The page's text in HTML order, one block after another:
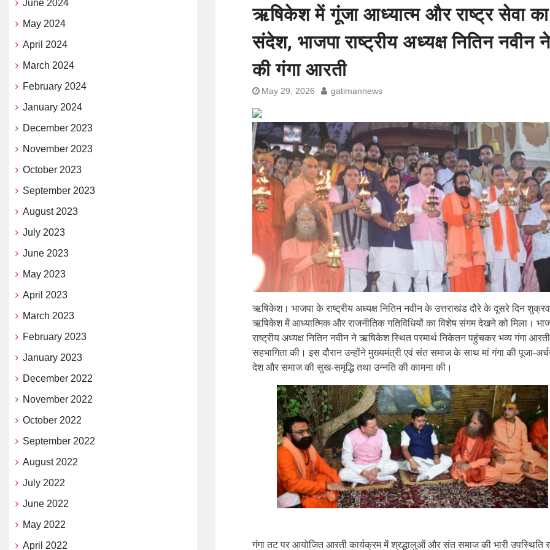
ऋषिकेश में गूंजा आध्यात्म और राष्ट्र सेवा का
संदेश, भाजपा राष्ट्रीय अध्यक्ष नितिन नवीन ने
की गंगा आरती
May 29, 2026 gatimannews
ऋषिकेश। भाजपा के राष्ट्रीय अध्यक्ष नितिन नवीन के उत्तराखंड दौरे के दूसरे दिन
ऋषिकेश में आध्यात्मिक और राजनीतिक गतिविधियों का विशेष संगम देखने को मिला।
राष्ट्रीय अध्यक्ष नितिन नवीन ने ऋषिकेश स्थित परमार्थ निकेतन पहुंचकर भव्य गंगा
सहभागिता की। इस दौरान उन्होंने मुख्यमंत्री एवं संत समाज के साथ मां गंगा की पूजा-
देश और समाज की सुख-समृद्धि तथा उन्नति की कामना की।
गंगा तट पर आयोजित आरती कार्यक्रम में श्रद्धालुओं और संत समाज की भारी उपस्थिति
June 2024
May 2024
April 2024
March 2024
February 2024
January 2024
December 2023
November 2023
October 2023
September 2023
August 2023
July 2023
June 2023
May 2023
April 2023
March 2023
February 2023
January 2023
December 2022
November 2022
October 2022
September 2022
August 2022
July 2022
June 2022
May 2022
April 2022